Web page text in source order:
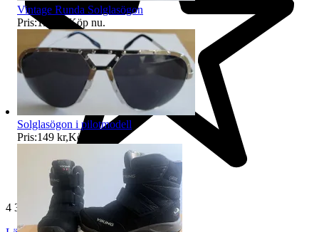
4 379 omdömen
Vintage Runda Solglasögon
Pris:199 kr Köp nu.
Solglasögon i pilotmodell
Pris:149 kr,Köp nu